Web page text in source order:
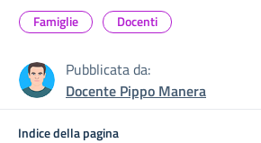
Famiglie Docenti
Pubblicata da:
Docente Pippo Manera
Indice della pagina